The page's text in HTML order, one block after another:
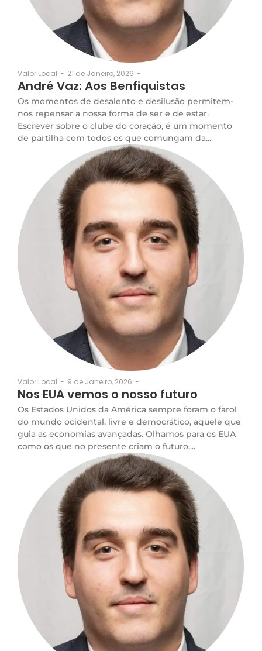
Valor Local - 21 de Janeiro, 2026 -
André Vaz: Aos Benfiquistas
Os momentos de desalento e desilusão permitem-
nos repensar a nossa forma de ser e de estar.
Escrever sobre o clube do coração, é um momento
de partilha com todos os que comungam da...
Valor Local - 9 de Janeiro, 2026 -
Nos EUA vemos o nosso futuro
Os Estados Unidos da América sempre foram o farol
do mundo ocidental, livre e democrático, aquele que
guia as economias avançadas. Olhamos para os EUA
como os que no presente criam o futuro,...